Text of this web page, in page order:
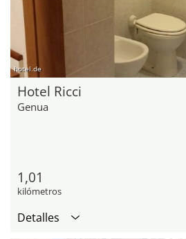
hotel.de
Hotel Ricci
Genua
1,01
kilómetros
Detalles